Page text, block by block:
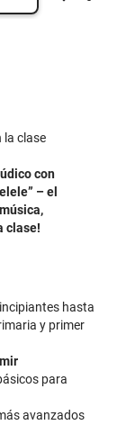
la clase
con
– el
clase!
hasta
y primer
para
avanzados